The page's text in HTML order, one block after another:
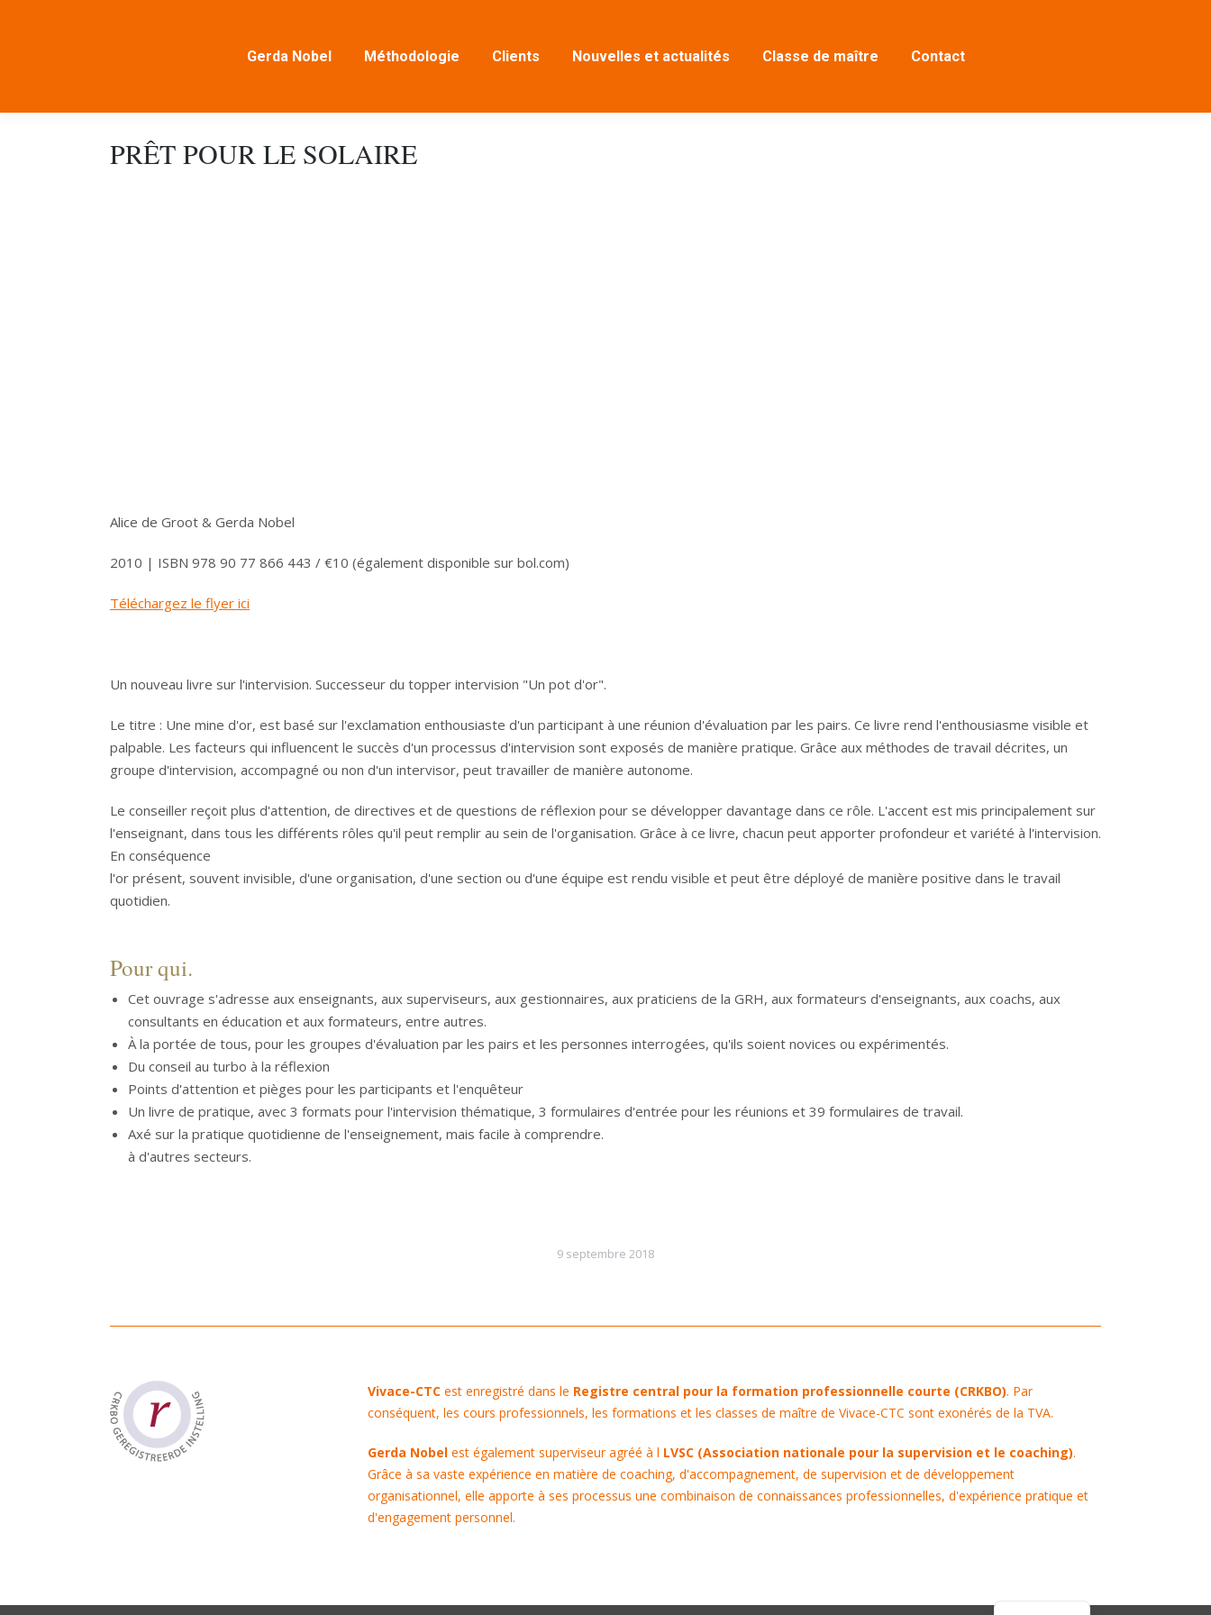
Gerda Nobel Méthodologie Clients Nouvelles et actualités Classe de maître Contact
PRÊT POUR LE SOLAIRE
Alice de Groot & Gerda Nobel
2010 | ISBN 978 90 77 866 443 / €10 (également disponible sur bol.com)
Téléchargez le flyer ici
Un nouveau livre sur l'intervision. Successeur du topper intervision "Un pot d'or".
Le titre : Une mine d'or, est basé sur l'exclamation enthousiaste d'un participant à une réunion d'évaluation par les pairs. Ce livre rend l'enthousiasme visible et
palpable. Les facteurs qui influencent le succès d'un processus d'intervision sont exposés de manière pratique. Grâce aux méthodes de travail décrites, un
groupe d'intervision, accompagné ou non d'un intervisor, peut travailler de manière autonome.
Le conseiller reçoit plus d'attention, de directives et de questions de réflexion pour se développer davantage dans ce rôle. L'accent est mis principalement sur
l'enseignant, dans tous les différents rôles qu'il peut remplir au sein de l'organisation. Grâce à ce livre, chacun peut apporter profondeur et variété à l'intervision.
En conséquence
l'or présent, souvent invisible, d'une organisation, d'une section ou d'une équipe est rendu visible et peut être déployé de manière positive dans le travail
quotidien.
Pour qui.
Cet ouvrage s'adresse aux enseignants, aux superviseurs, aux gestionnaires, aux praticiens de la GRH, aux formateurs d'enseignants, aux coachs, aux
consultants en éducation et aux formateurs, entre autres.
À la portée de tous, pour les groupes d'évaluation par les pairs et les personnes interrogées, qu'ils soient novices ou expérimentés.
Du conseil au turbo à la réflexion
Points d'attention et pièges pour les participants et l'enquêteur
Un livre de pratique, avec 3 formats pour l'intervision thématique, 3 formulaires d'entrée pour les réunions et 39 formulaires de travail.
Axé sur la pratique quotidienne de l'enseignement, mais facile à comprendre.
à d'autres secteurs.
9 septembre 2018
Vivace-CTC est enregistré dans le Registre central pour la formation professionnelle courte (CRKBO). Par
conséquent, les cours professionnels, les formations et les classes de maître de Vivace-CTC sont exonérés de la TVA.
Gerda Nobel est également superviseur agréé à l LVSC (Association nationale pour la supervision et le coaching).
Grâce à sa vaste expérience en matière de coaching, d'accompagnement, de supervision et de développement
organisationnel, elle apporte à ses processus une combinaison de connaissances professionnelles, d'expérience pratique et
d'engagement personnel.